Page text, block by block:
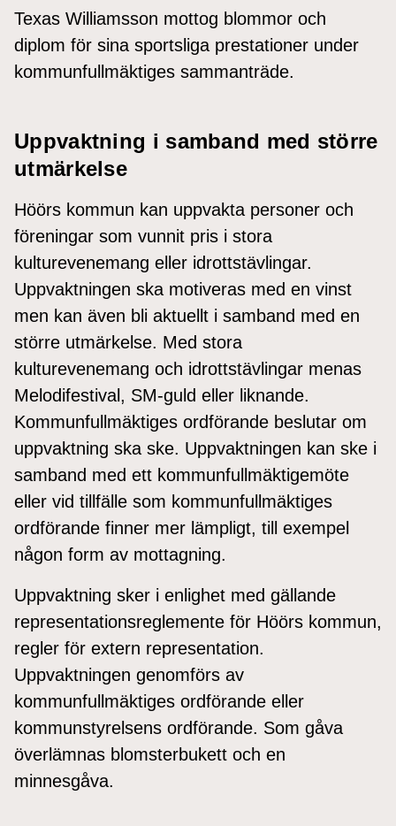
Texas Williamsson mottog blommor och
diplom för sina sportsliga prestationer under
kommunfullmäktiges sammanträde.
Uppvaktning i samband med större
utmärkelse
Höörs kommun kan uppvakta personer och
föreningar som vunnit pris i stora
kulturevenemang eller idrottstävlingar.
Uppvaktningen ska motiveras med en vinst
men kan även bli aktuellt i samband med en
större utmärkelse. Med stora
kulturevenemang och idrottstävlingar menas
Melodifestival, SM-guld eller liknande.
Kommunfullmäktiges ordförande beslutar om
uppvaktning ska ske. Uppvaktningen kan ske i
samband med ett kommunfullmäktigemöte
eller vid tillfälle som kommunfullmäktiges
ordförande finner mer lämpligt, till exempel
någon form av mottagning.
Uppvaktning sker i enlighet med gällande
representationsreglemente för Höörs kommun,
regler för extern representation.
Uppvaktningen genomförs av
kommunfullmäktiges ordförande eller
kommunstyrelsens ordförande. Som gåva
överlämnas blomsterbukett och en
minnesgåva.